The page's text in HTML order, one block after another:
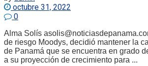
octubre 31, 2022
0
Alma Solís
de riesgo Moodys, decidió mantener la
de Panamá que se encuentra en grado
a su proyección de crecimiento para ...